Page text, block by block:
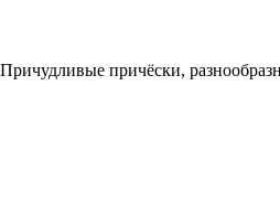
причёски,